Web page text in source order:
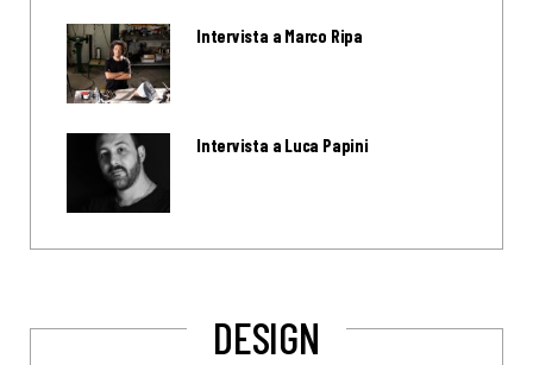
Intervista a Marco Ripa
Intervista a Luca Papini
DESIGN